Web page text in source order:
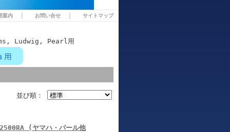
案内 お問い合せ サイトマップ
Ludwig, Pearl用
並び順：
(ヤマハ・パール他